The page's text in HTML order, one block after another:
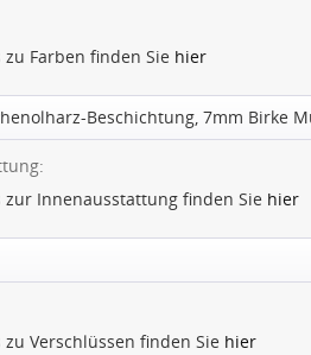
Farben finden Sie hier
Innenausstattung finden Sie hier
Verschlüssen finden Sie hier